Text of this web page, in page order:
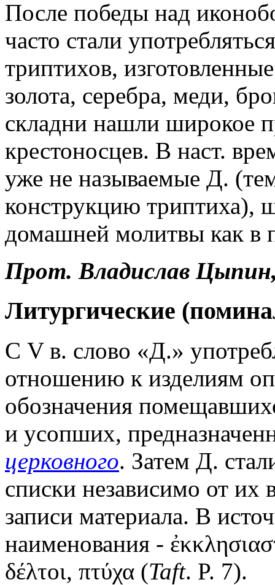
После победы над
часто стали
триптихов,
золота, серебра, меди,
складни нашли широкое
крестоносцев. В наст.
уже не называемые Д.
конструкцию триптиха),
домашней молитвы как в
Прот. Владислав
Литургические
С V в. слово «Д.»
отношению к изделиям
обозначения
и усопших,
церковного. Затем Д.
списки независимо от их
записи материала. В
наименования -
δέλτοι, πτύχα (Taft. P. 7).